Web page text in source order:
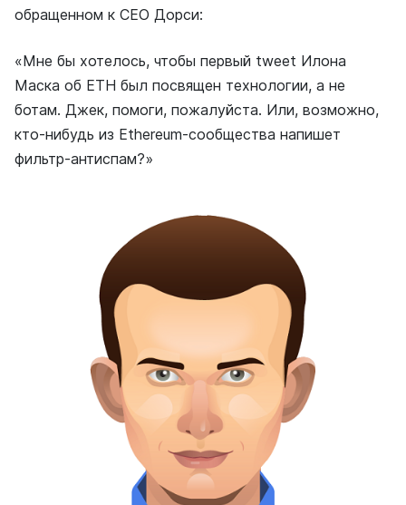
обращенном к СЕО Дорси:
«Мне бы хотелось, чтобы первый tweet Илона
Маска об ETH был посвящен технологии, а не
ботам. Джек, помоги, пожалуйста. Или, возможно,
кто-нибудь из Ethereum-сообщества напишет
фильтр-антиспам?»